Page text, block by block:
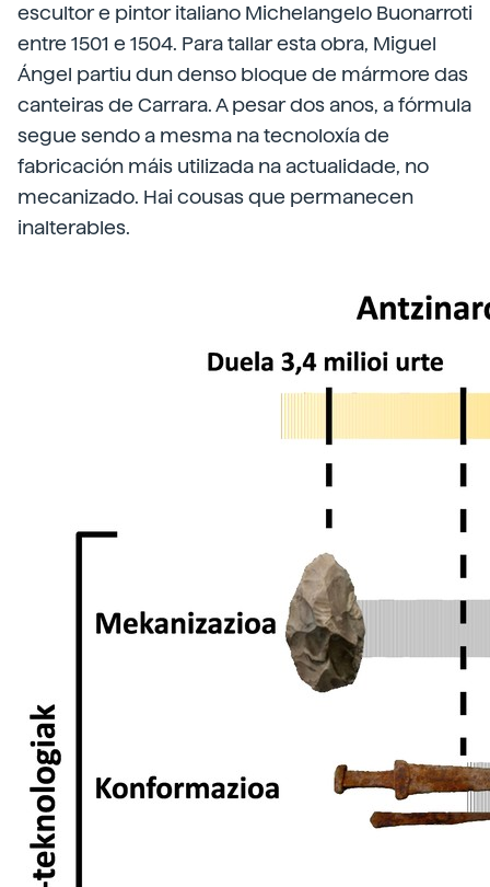
escultor e pintor italiano Michelangelo Buonarroti
entre 1501 e 1504. Para tallar esta obra, Miguel
Ángel partiu dun denso bloque de mármore das
canteiras de Carrara. A pesar dos anos, a fórmula
segue sendo a mesma na tecnoloxía de
fabricación máis utilizada na actualidade, no
mecanizado. Hai cousas que permanecen
inalterables.